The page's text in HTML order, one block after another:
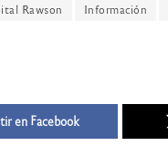
Rawson Información
en Facebook